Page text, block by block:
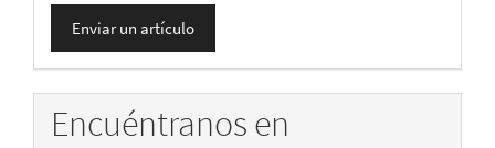
un
artículo
Enviar un artículo
Encuéntranos en